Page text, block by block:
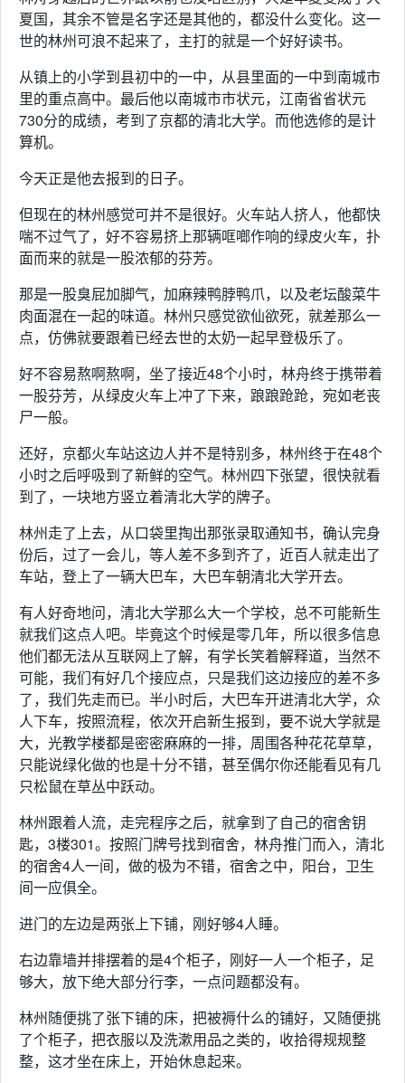
夏国，其余不管是名字还是其他的，都没什么变化。这一
世的林州可浪不起来了，主打的就是一个好好读书。
从镇上的小学到县初中的一中，从县里面的一中到南城市
里的重点高中。最后他以南城市市状元，江南省省状元
730分的成绩，考到了京都的清北大学。而他选修的是计
算机。
今天正是他去报到的日子。
但现在的林州感觉可并不是很好。火车站人挤人，他都快
喘不过气了，好不容易挤上那辆哐啷作响的绿皮火车，扑
面而来的就是一股浓郁的芬芳。
那是一股臭屁加脚气，加麻辣鸭脖鸭爪，以及老坛酸菜牛
肉面混在一起的味道。林州只感觉欲仙欲死，就差那么一
点，仿佛就要跟着已经去世的太奶一起早登极乐了。
好不容易熬啊熬啊，坐了接近48个小时，林舟终于携带着
一股芬芳，从绿皮火车上冲了下来，踉踉跄跄，宛如老丧
尸一般。
还好，京都火车站这边人并不是特别多，林州终于在48个
小时之后呼吸到了新鲜的空气。林州四下张望，很快就看
到了，一块地方竖立着清北大学的牌子。
林州走了上去，从口袋里掏出那张录取通知书，确认完身
份后，过了一会儿，等人差不多到齐了，近百人就走出了
车站，登上了一辆大巴车，大巴车朝清北大学开去。
有人好奇地问，清北大学那么大一个学校，总不可能新生
就我们这点人吧。毕竟这个时候是零几年，所以很多信息
他们都无法从互联网上了解，有学长笑着解释道，当然不
可能，我们有好几个接应点，只是我们这边接应的差不多
了，我们先走而已。半小时后，大巴车开进清北大学，众
人下车，按照流程，依次开启新生报到，要不说大学就是
大，光教学楼都是密密麻麻的一排，周围各种花花草草，
只能说绿化做的也是十分不错，甚至偶尔你还能看见有几
只松鼠在草丛中跃动。
林州跟着人流，走完程序之后，就拿到了自己的宿舍钥
匙，3楼301。按照门牌号找到宿舍，林舟推门而入，清北
的宿舍4人一间，做的极为不错，宿舍之中，阳台，卫生
间一应俱全。
进门的左边是两张上下铺，刚好够4人睡。
右边靠墙并排摆着的是4个柜子，刚好一人一个柜子，足
够大，放下绝大部分行李，一点问题都没有。
林州随便挑了张下铺的床，把被褥什么的铺好，又随便挑
了个柜子，把衣服以及洗漱用品之类的，收拾得规规整
整，这才坐在床上，开始休息起来。